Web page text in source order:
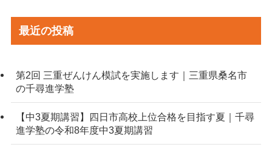
最近の投稿
第2回 三重ぜんけん模試を実施します｜三重県桑名市
の千尋進学塾
【中3夏期講習】四日市高校上位合格を目指す夏｜千尋
進学塾の令和8年度中3夏期講習